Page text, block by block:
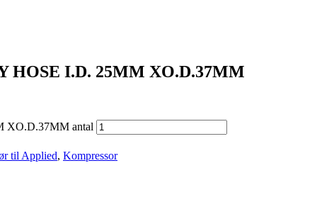
HOSE I.D. 25MM XO.D.37MM
XO.D.37MM antal
til Applied, Kompressor